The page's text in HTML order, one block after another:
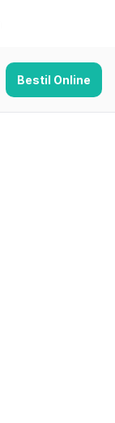
Bestil Online